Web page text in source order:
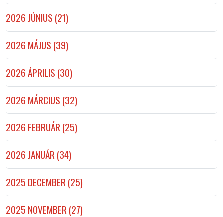
2026 JÚNIUS (21)
2026 MÁJUS (39)
2026 ÁPRILIS (30)
2026 MÁRCIUS (32)
2026 FEBRUÁR (25)
2026 JANUÁR (34)
2025 DECEMBER (25)
2025 NOVEMBER (27)